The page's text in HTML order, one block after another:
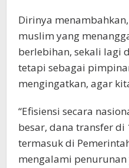
Dirinya
muslim yang
berlebihan, sekali lagi
tetapi sebagai
mengingatkan, agar
“Efisiensi secara
besar, dana transfer di
termasuk di
mengalami